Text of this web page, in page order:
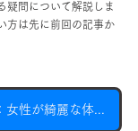
疑問について解説しま
方は先に前回の記事か
前回の記事はコチラ：女性が綺麗な体型になるための科学①